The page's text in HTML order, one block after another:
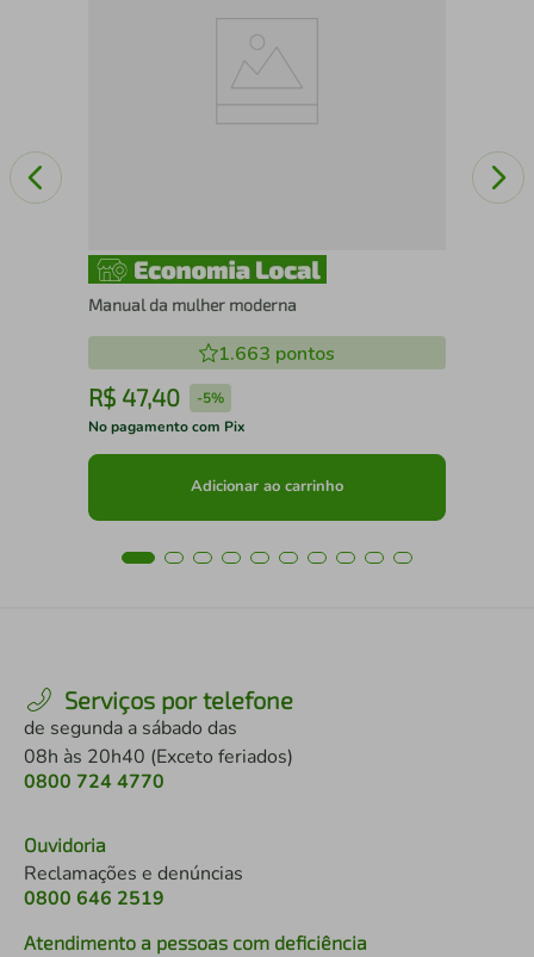
Manual da mulher moderna
1.663 pontos
R$ 47,40 -5%
No pagamento com Pix
Adicionar ao carrinho
Serviços por telefone
de segunda a sábado das
08h às 20h40 (Exceto feriados)
0800 724 4770
Ouvidoria
Reclamações e denúncias
0800 646 2519
Atendimento a pessoas com deficiência